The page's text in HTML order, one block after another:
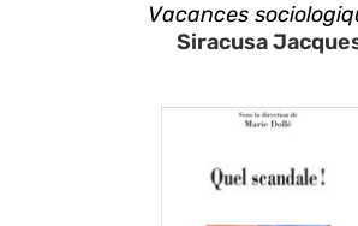
Vacances
Siracusa